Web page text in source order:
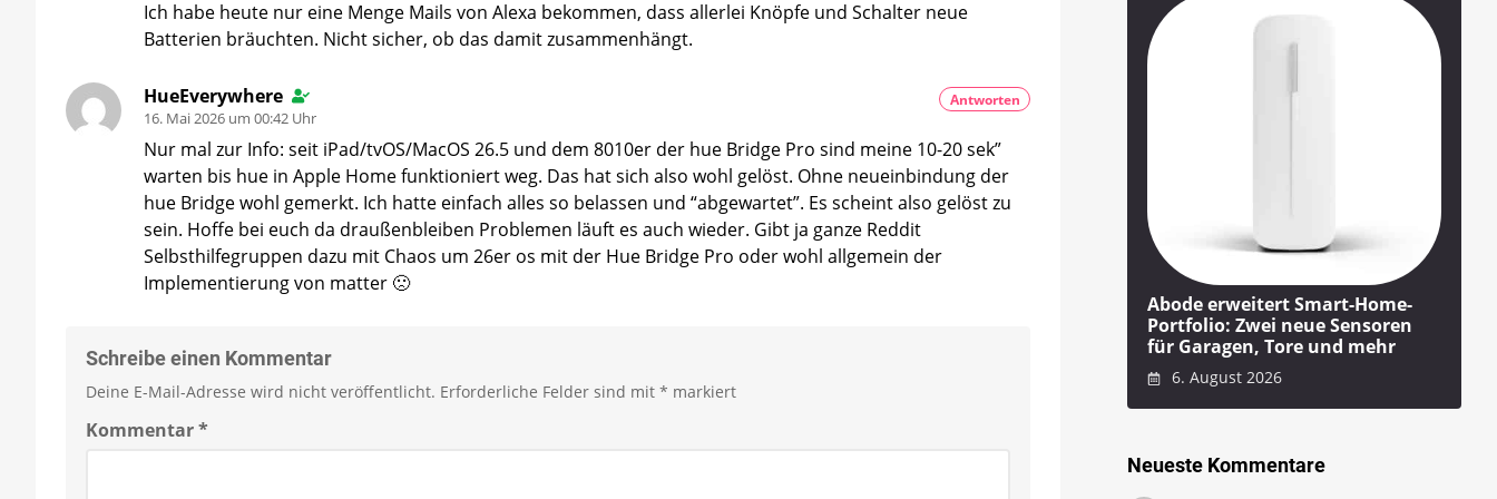
Ich habe heute nur eine Menge Mails von Alexa bekommen, dass allerlei Knöpfe und Schalter neue
Batterien bräuchten. Nicht sicher, ob das damit zusammenhängt.
HueEverywhere
16. Mai 2026 um 00:42 Uhr
Nur mal zur Info: seit iPad/tvOS/MacOS 26.5 und dem 8010er der hue Bridge Pro sind meine 10-20 sek”
warten bis hue in Apple Home funktioniert weg. Das hat sich also wohl gelöst. Ohne neueinbindung der
hue Bridge wohl gemerkt. Ich hatte einfach alles so belassen und “abgewartet”. Es scheint also gelöst zu
sein. Hoffe bei euch da draußenbleiben Problemen läuft es auch wieder. Gibt ja ganze Reddit
Selbsthilfegruppen dazu mit Chaos um 26er os mit der Hue Bridge Pro oder wohl allgemein der
Implementierung von matter 🙁
Antworten
Schreibe einen Kommentar
Deine E-Mail-Adresse wird nicht veröffentlicht. Erforderliche Felder sind mit * markiert
Kommentar*
Abode erweitert Smart-Home-
Portfolio: Zwei neue Sensoren
für Garagen, Tore und mehr
6. August 2026
Neueste Kommentare